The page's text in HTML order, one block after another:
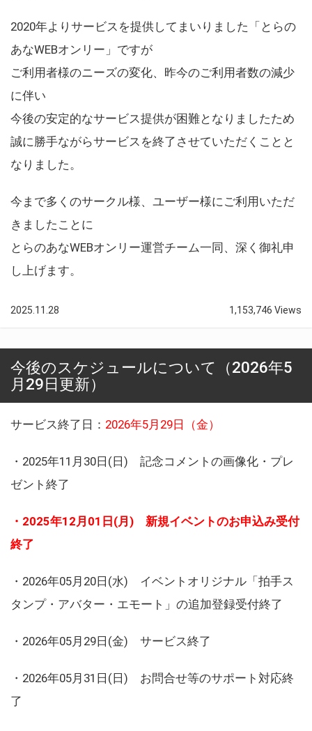
2020年よりサービスを提供してまいりました「とらの
あなWEBオンリー」ですが
ご利用者様のニーズの変化、昨今のご利用者数の減少
に伴い
今後の安定的なサービス提供が困難となりましたため
誠に勝手ながらサービスを終了させていただくことと
なりました。
今まで多くのサークル様、ユーザー様にご利用いただ
きましたことに
とらのあなWEBオンリー運営チーム一同、深く御礼申
し上げます。
2025.11.28 1,153,746 Views
今後のスケジュールについて（2026年5
月29日更新）
サービス終了日： 2026年5月29日（金）
・2025年11月30日(日) 記念コメントの画像化・プレ
ゼント終了
・2025年12月01日(月) 新規イベントのお申込み受付
終了
・2026年05月20日(水) イベントオリジナル「拍手ス
タンプ・アバター・エモート」の追加登録受付終了
・2026年05月29日(金) サービス終了
・2026年05月31日(日) お問合せ等のサポート対応終
了